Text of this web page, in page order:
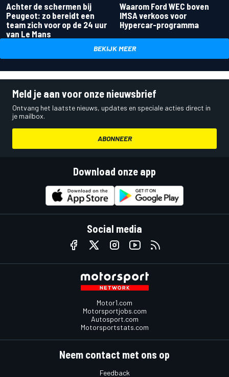
Achter de schermen bij
Peugeot: zo bereidt een
team zich voor op de 24 uur
van Le Mans
Waarom Ford WEC boven
IMSA verkoos voor
Hypercar-programma
BEKIJK MEER
Meld je aan voor onze nieuwsbrief
Ontvang het laatste nieuws, updates en speciale acties direct in
je mailbox.
ABONNEER
Download onze app
Social media
Motor1.com
Motorsportjobs.com
Autosport.com
Motorsportstats.com
Neem contact met ons op
Feedback